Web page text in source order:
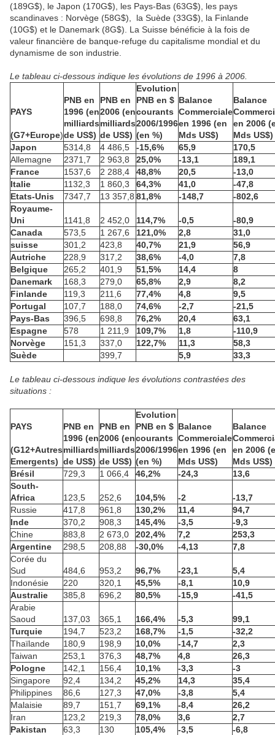
(189G$), le Japon (170G$), les Pays-Bas (63G$), les pays
scandinaves : Norvège (58G$), la Suède (33G$), la Finlande
(10G$) et le Danemark (8G$). La Suisse bénéficie à la fois de
valeur financière de banque-refuge du capitalisme mondial et du
dynamisme de son industrie.
Le tableau ci-dessous indique les évolutions de 1996 à 2006.
PAYS
(G7+Europe)
PNB en
1996 (en
milliards
de US$)
PNB en
2006 (en
milliards
de US$)
Evolution
PNB en $
courants
2006/1996
(en %)
Balance
Commerciale
en 1996 (en
Mds US$)
Balance
en 2006
Mds US$)
Japon
5314,8 4 486,5 -15,6% 65,9
170,5
Allemagne
2371,7 2 963,8 25,0% -13,1
189,1
France
1537,6 2 288,4 48,8% 20,5
-13,0
Italie
1132,3 1 860,3 64,3% 41,0
-47,8
Etats-Unis
7347,7 13 357,8 81,8% -148,7
-802,6
Royaume-
Uni
1141,8 2 452,0 114,7% -0,5
-80,9
Canada
573,5 1 267,6 121,0% 2,8
31,0
suisse
301,2 423,8 40,7% 21,9
56,9
Autriche
228,9 317,2 38,6% -4,0
7,8
Belgique
265,2 401,9 51,5% 14,4
8
Danemark
168,3 279,0 65,8% 2,9
8,2
Finlande
119,3 211,6 77,4% 4,8
9,5
Portugal
107,7 188,0 74,6% -2,7
-21,5
Pays-Bas
396,5 698,8 76,2% 20,4
63,1
Espagne
578 1 211,9 109,7% 1,8
-110,9
Norvège
151,3 337,0 122,7% 11,3
58,3
Suède
399,7 5,9 33,3
Le tableau ci-dessous indique les évolutions contrastées des
situations :
PAYS
(G12+Autres
Emergents)
PNB en
1996 (en
milliards
de US$)
PNB en
2006 (en
milliards
de US$)
Evolution
PNB en $
courants
2006/1996
(en %)
Balance
Commerciale
en 1996 (en
Mds US$)
Balance
en 2006
Mds US$)
Brésil
729,3 1 066,4 46,2% -24,3
13,6
South-
Africa
123,5 252,6 104,5% -2
-13,7
Russie
417,8 961,8 130,2% 11,4
94,7
Inde
370,2 908,3 145,4% -3,5
-9,3
Chine
883,8 2 673,0 202,4% 7,2
253,3
Argentine
298,5 208,88 -30,0% -4,13
7,8
Corée du
Sud
484,6 953,2 96,7% -23,1
5,4
Indonésie
220 320,1 45,5% -8,1
10,9
Australie
385,8 696,2 80,5% -15,9
-41,5
Arabie
Saoud
137,03 365,1 166,4% -5,3
99,1
Turquie
194,7 523,2 168,7% -1,5
-32,2
Thaïlande
180,9 198,9 10,0% -14,7
2,3
Taiwan
253,1 376,3 48,7% 4,8
26,3
Pologne
142,1 156,4 10,1% -3,3
-3
Singapore
92,4 134,2 45,2% 14,3
35,4
Philippines
86,6 127,3 47,0% -3,8
5,4
Malaisie
89,7 151,7 69,1% -8,4
26,2
Iran
123,2 219,3 78,0% 3,6
2,7
Pakistan
63,3 130 105,4% -3,5 -6,8